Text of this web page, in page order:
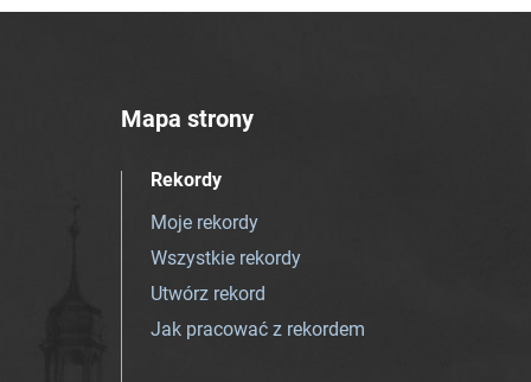
Mapa strony
Rekordy
Moje rekordy
Wszystkie rekordy
Utwórz rekord
Jak pracować z rekordem